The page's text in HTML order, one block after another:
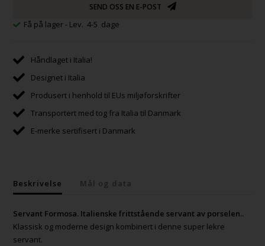
SEND OSS EN E-POST
Få på lager - Lev. 4-5 dage
Håndlaget i Italia!
Designet i Italia
Produsert i henhold til EUs miljøforskrifter
Transportert med tog fra Italia til Danmark
E-merke sertifisert i Danmark
Beskrivelse Mål og data
Servant Formosa. Italienske frittstående servant av porselen..
Klassisk og moderne design kombinert i denne super lekre
servant.